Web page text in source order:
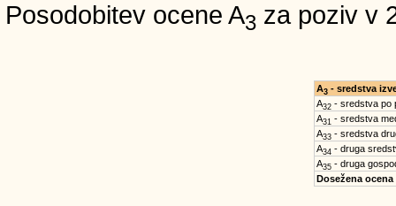
Posodobitev ocene A3 za poziv v
A3- sredstva
A32- sredstva po
A31 - sredstva
A33- sredstva
A34 - druga
A35- druga
Dosežena ocena